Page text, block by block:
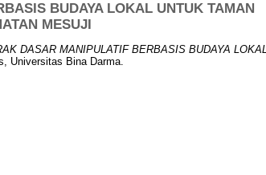
BUDAYA LOKAL UNTUK TAMAN
MESUJI
DASAR MANIPULATIF BERBASIS BUDAYA LOKAL
Universitas Bina Darma.